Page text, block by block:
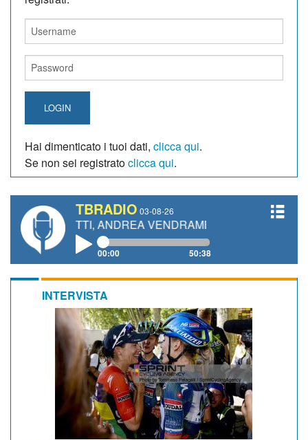
LOGIN
Hai dimenticato i tuoi dati, clicca qui.
Se non sei registratoclicca qui.
TBRADIO 03-08-26
ANDREA VENDRAME, FILIPPO FIORELLI
00:00 50:38
INTERVISTA